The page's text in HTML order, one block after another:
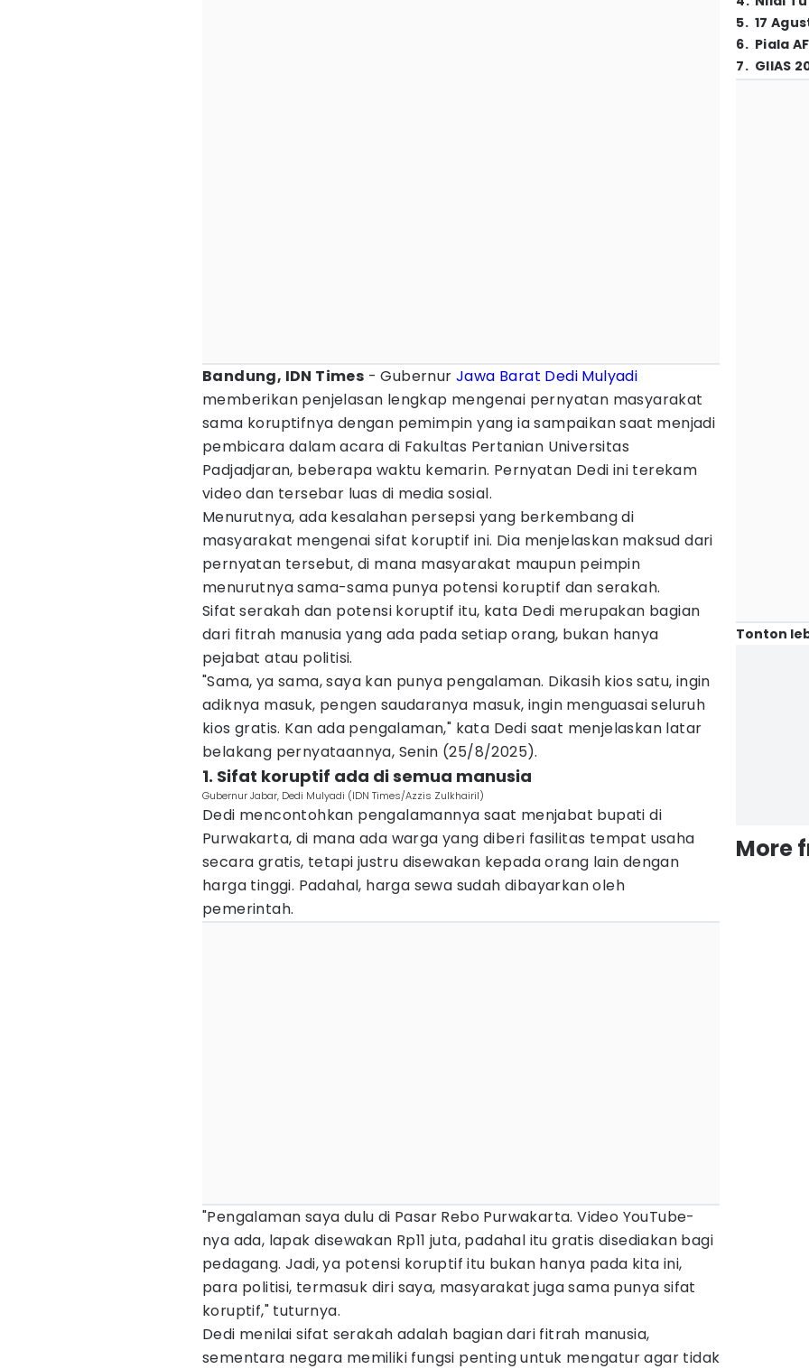
Bandung, IDN Times - GubernurJawa Barat Dedi Mulyadi
memberikan penjelasan lengkap mengenai pernyatan masyarakat
sama koruptifnya dengan pemimpin yang ia sampaikan saat menjadi
pembicara dalam acara di Fakultas Pertanian Universitas
Padjadjaran, beberapa waktu kemarin. Pernyatan Dedi ini terekam
video dan tersebar luas di media sosial.
Menurutnya, ada kesalahan persepsi yang berkembang di
masyarakat mengenai sifat koruptif ini. Dia menjelaskan maksud dari
pernyatan tersebut, di mana masyarakat maupun peimpin
menurutnya sama-sama punya potensi koruptif dan serakah.
Sifat serakah dan potensi koruptif itu, kata Dedi merupakan bagian
dari fitrah manusia yang ada pada setiap orang, bukan hanya
pejabat atau politisi.
"Sama, ya sama, saya kan punya pengalaman. Dikasih kios satu, ingin
adiknya masuk, pengen saudaranya masuk, ingin menguasai seluruh
kios gratis. Kan ada pengalaman," kata Dedi saat menjelaskan latar
belakang pernyataannya, Senin (25/8/2025).
1. Sifat koruptif ada di semua manusia
Gubernur Jabar, Dedi Mulyadi (IDN Times/Azzis Zulkhairil)
Dedi mencontohkan pengalamannya saat menjabat bupati di
Purwakarta, di mana ada warga yang diberi fasilitas tempat usaha
secara gratis, tetapi justru disewakan kepada orang lain dengan
harga tinggi. Padahal, harga sewa sudah dibayarkan oleh
pemerintah.
"Pengalaman saya dulu di Pasar Rebo Purwakarta. Video YouTube-
nya ada, lapak disewakan Rp11 juta, padahal itu gratis disediakan bagi
pedagang. Jadi, ya potensi koruptif itu bukan hanya pada kita ini,
para politisi, termasuk diri saya, masyarakat juga sama punya sifat
koruptif," tuturnya.
Dedi menilai sifat serakah adalah bagian dari fitrah manusia,
sementara negara memiliki fungsi penting untuk mengatur agar tidak
5. 17
6. Piala
7. GIIAS
Tonton
More